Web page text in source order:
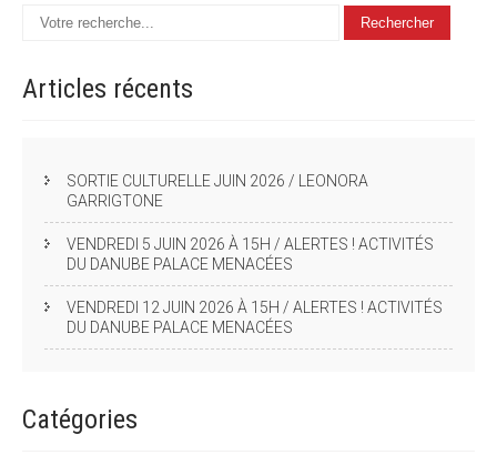
Articles récents
SORTIE CULTURELLE JUIN 2026 / LEONORA
GARRIGTONE
VENDREDI 5 JUIN 2026 À 15H / ALERTES ! ACTIVITÉS
DU DANUBE PALACE MENACÉES
VENDREDI 12 JUIN 2026 À 15H / ALERTES ! ACTIVITÉS
DU DANUBE PALACE MENACÉES
Catégories